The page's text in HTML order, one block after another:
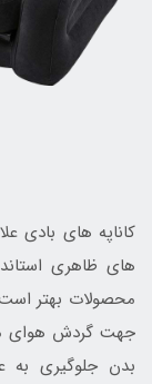
کاناپه های بادی
های ظاهری
محصولات بهتر است
جهت گردش هوای
بدن جلوگیری به